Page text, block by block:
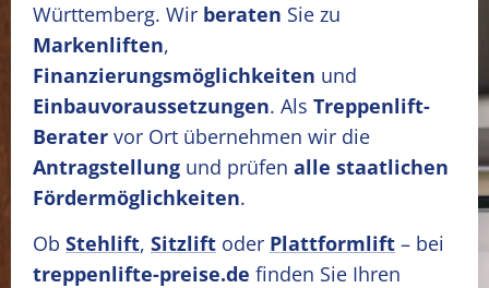
Württemberg. Wir beraten Sie zu
Markenliften,
Finanzierungsmöglichkeiten und
Einbauvoraussetzungen. Als Treppenlift-
Berater vor Ort übernehmen wir die
Antragstellung und prüfen alle staatlichen
Fördermöglichkeiten.
Ob Stehlift, Sitzlift oder Plattformlift – bei
treppenlifte-preise.de finden Sie Ihren